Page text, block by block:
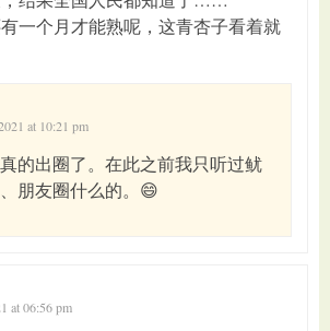
一个月才能熟呢，这青杏子看着就
at 10:21 pm
的出圈了。在此之前我只听过鱿
朋友圈什么的。😄
at 06:56 pm